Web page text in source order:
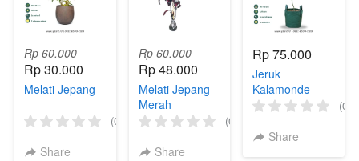
Rp 60.000
Rp 30.000
Melati Jepang
(0)
Share
Rp 60.000
Rp 48.000
Melati Jepang
Merah
(0)
Share
Rp 75.000
Jeruk
Kalamonde
Variegata
(0)
Share